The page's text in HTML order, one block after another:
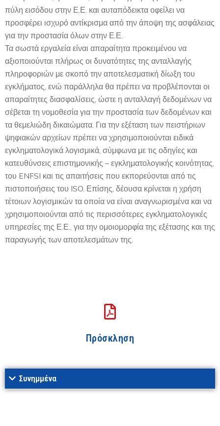
πύλη εισόδου στην Ε.Ε. και αυταπόδεικτα οφείλει να
προσφέρει ισχυρό αντίκρισμα από την άποψη της ασφάλειας
για την προστασία όλων στην Ε.Ε.
Τα σωστά εργαλεία είναι απαραίτητα προκειμένου να
αξιοποιούνται πλήρως οι δυνατότητες της ανταλλαγής
πληροφοριών με σκοπό την αποτελεσματική δίωξη του
εγκλήματος, ενώ παράλληλα θα πρέπει να προβλέπονται οι
απαραίτητες διασφαλίσεις, ώστε η ανταλλαγή δεδομένων να
σέβεται τη νομοθεσία για την προστασία των δεδομένων και
τα θεμελιώδη δικαιώματα. Για την εξέταση των πειστήριων
ψηφιακών αρχείων πρέπει να χρησιμοποιούνται ειδικά
εγκληματολογικά λογισμικά, σύμφωνα με τις οδηγίες και
κατευθύνσεις επιστημονικής – εγκληματολογικής κοινότητας,
του ENFSI και τις απαιτήσεις που εκπορεύονται από τις
πιστοποιήσεις του ISO. Επίσης, δέουσα κρίνεται η χρήση
τέτοιων λογισμικών τα οποία να είναι αναγνωρισμένα και να
χρησιμοποιούνται από τις περισσότερες εγκληματολογικές
υπηρεσίες της Ε.Ε., για την ομοιομορφία της εξέτασης και της
παραγωγής των αποτελεσμάτων της.
Πρόσκληση
Συνημμένα